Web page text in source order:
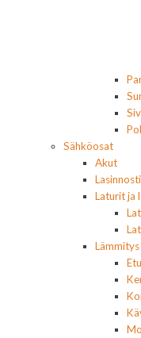
Sähköosat
Akut
Laturit ja